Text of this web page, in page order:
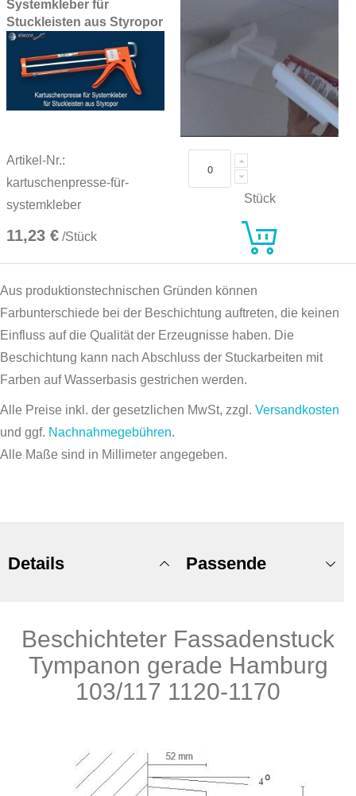
Systemkleber für
Stuckleisten aus Styropor
Artikel-Nr.:
kartuschenpresse-für-
systemkleber
11,23 € /Stück
Stück
Aus produktionstechnischen Gründen können
Farbunterschiede bei der Beschichtung auftreten, die keinen
Einfluss auf die Qualität der Erzeugnisse haben. Die
Beschichtung kann nach Abschluss der Stuckarbeiten mit
Farben auf Wasserbasis gestrichen werden.
Alle Preise inkl. der gesetzlichen MwSt, zzgl. Versandkosten
und ggf. Nachnahmegebühren.
Alle Maße sind in Millimeter angegeben.
Details
Beschichteter Fassadenstuck
Tympanon gerade Hamburg
103/117 1120-1170
Passende
Produkte